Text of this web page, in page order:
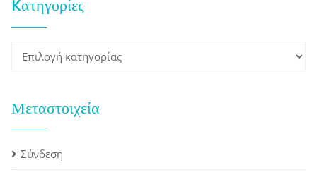
Kατηγορίες
Kατηγορίες
Μεταστοιχεία
Σύνδεση